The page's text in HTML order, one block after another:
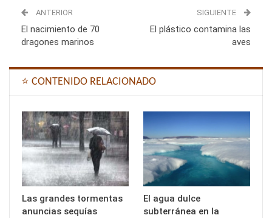
ANTERIOR
El nacimiento de 70
dragones marinos
SIGUIENTE
El plástico contamina las
aves
⭐ CONTENIDO RELACIONADO
Las grandes tormentas
anuncias sequías
El agua dulce
subterránea en la